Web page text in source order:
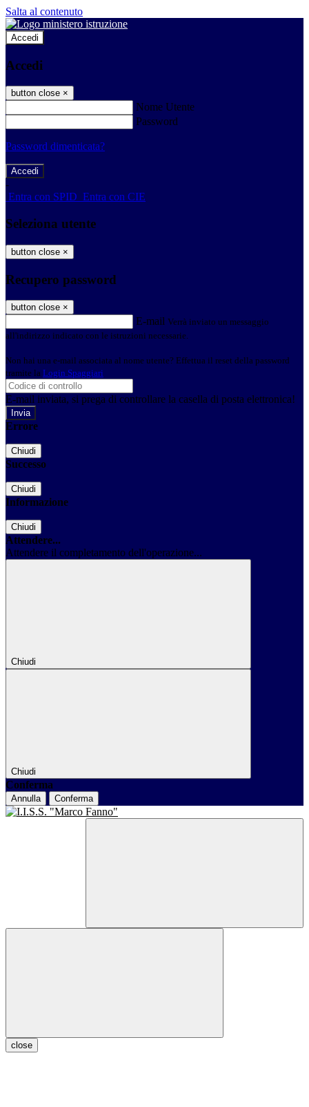
Salta al contenuto
Accedi
Accedi
button close ×
Nome Utente
Password
Password dimenticata?
-
Entra con SPID Entra con CIE
Seleziona utente
button close ×
Recupero password
button close ×
E-mail Verrà inviato un messaggio
all'indirizzo indicato con le istruzioni necessarie.
Non hai una e-mail associata al nome utente? Effettua il reset della password
tramite la Login Spaggiari
E-mail inviata, si prega di controllare la casella di posta elettronica!
Errore
Chiudi
Successo
Chiudi
Informazione
Chiudi
Attendere...
Attendere il completamento dell'operazione...
Chiudi
Chiudi
Conferma
Annulla Conferma
close